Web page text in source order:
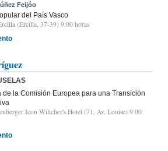
Feijóo
del País Vasco
(Ercilla, 37-39) 9:00 horas
la Comisión Europea para una Transición
Icon Wiltcher's Hotel (71, Av. Louise) 9:00